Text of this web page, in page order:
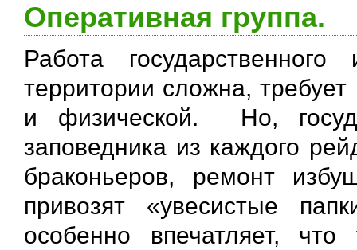
Оперативная группа.
Работа
территории сложна,
и физической. Но,
заповедника из каждого
браконьеров, ремонт
привозят «увесистые
особенно впечатляет,